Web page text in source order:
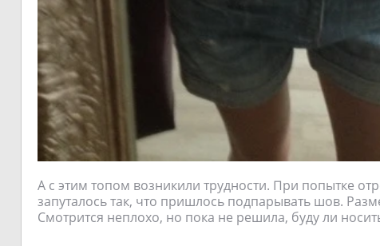
А с этим топом возникили трудности. При попытке
запуталось так, что пришлось подпарывать шов.
Смотрится неплохо, но пока не решила, буду ли